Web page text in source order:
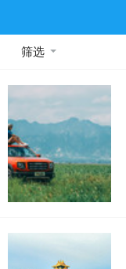
筛选